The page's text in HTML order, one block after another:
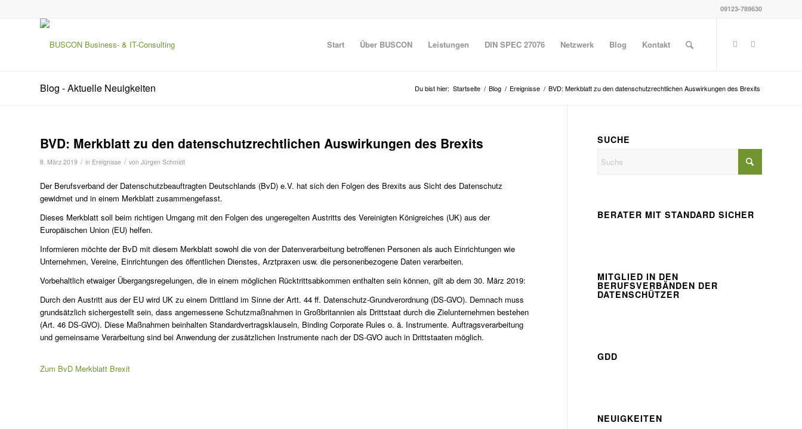
09123-789630
Start Über BUSCON Leistungen DIN SPEC 27076 Netzwerk Blog Kontakt
Blog - Aktuelle Neuigkeiten Du bist hier: Startseite / Blog / Ereignisse / BVD: Merkblatt zu den datenschutzrechtlichen Auswirkungen des Brexits
BVD: Merkblatt zu den datenschutzrechtlichen Auswirkungen des Brexits
8. März 2019 / in Ereignisse / von Jürgen Schmidt
Der Berufsverband der Datenschutzbeauftragten Deutschlands (BvD) e.V. hat sich den Folgen des Brexits aus Sicht des Datenschutz
gewidmet und in einem Merkblatt zusammengefasst.
Dieses Merkblatt soll beim richtigen Umgang mit den Folgen des ungeregelten Austritts des Vereinigten Königreiches (UK) aus der
Europäischen Union (EU) helfen.
Informieren möchte der BvD mit diesem Merkblatt sowohl die von der Datenverarbeitung betroffenen Personen als auch Einrichtungen wie
Unternehmen, Vereine, Einrichtungen des öffentlichen Dienstes, Arztpraxen usw. die personenbezogene Daten verarbeiten.
Vorbehaltlich etwaiger Übergangsregelungen, die in einem möglichen Rücktrittsabkommen enthalten sein können, gilt ab dem 30. März 2019:
Durch den Austritt aus der EU wird UK zu einem Drittland im Sinne der Artt. 44 ff. Datenschutz-Grundverordnung (DS-GVO). Demnach muss
grundsätzlich sichergestellt sein, dass angemessene Schutzmaßnahmen in Großbritannien als Drittstaat durch die Zielunternehmen bestehen
(Art. 46 DS-GVO). Diese Maßnahmen beinhalten Standardvertragsklauseln, Binding Corporate Rules o. ä. Instrumente. Auftragsverarbeitung
und gemeinsame Verarbeitung sind bei Anwendung der zusätzlichen Instrumente nach der DS-GVO auch in Drittstaaten möglich.
Zum BvD Merkblatt Brexit
SUCHE
BERATER MIT STANDARD SICHER
MITGLIED IN DEN
BERUFSVERBÄNDEN DER
DATENSCHÜTZER
GDD
NEUIGKEITEN